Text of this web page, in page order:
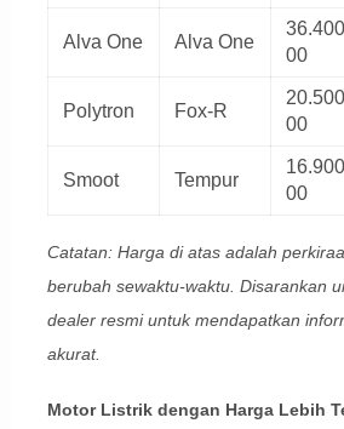
Alva One Alva One
00
Polytron Fox-R
00
Smoot Tempur
00
Catatan: Harga di atas adalah
berubah sewaktu-waktu. Disarankan
dealer resmi untuk mendapatkan
akurat.
Motor Listrik dengan Harga Lebih